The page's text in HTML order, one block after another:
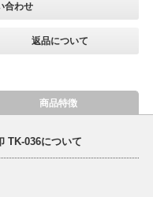
合わせ
返品について
商品特徴
TK-036について